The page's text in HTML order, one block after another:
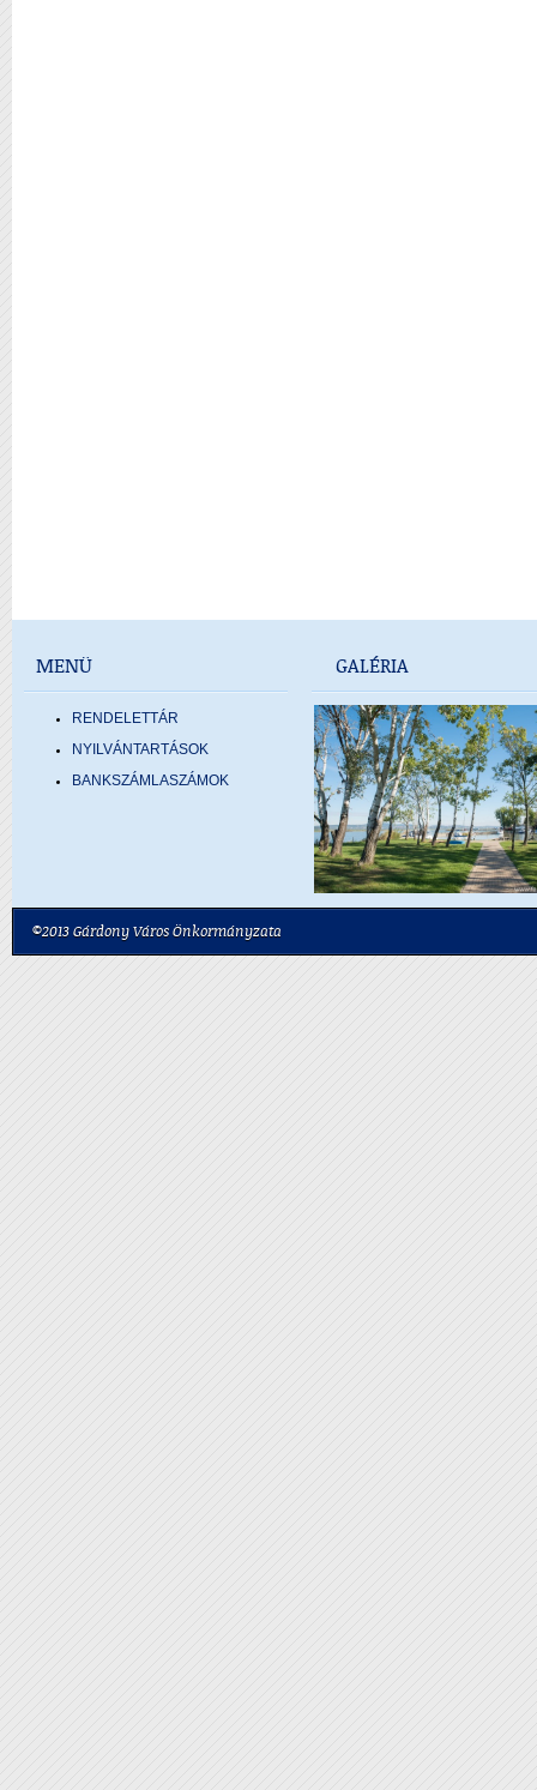
MENÜ
RENDELETTÁR
NYILVÁNTARTÁSOK
BANKSZÁMLASZÁMOK
GALÉRIA
©2013 Gárdony Város Önkormányzata